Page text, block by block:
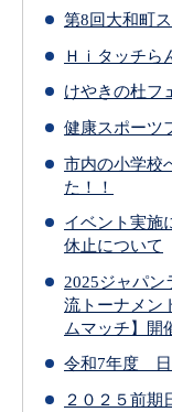
第8回大和町
Ｈｉタッチら
けやきの杜フ
健康スポーツ
市内の小学校
た！！
イベント実施
休止について
2025ジャパ
流トーナメン
ムマッチ】開
令和7年度 日
２０２５前期